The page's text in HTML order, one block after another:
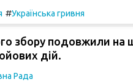
#Українська гривня
збору подовжили на
дій.
Рада